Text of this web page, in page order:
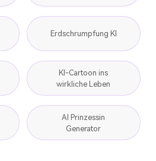
Erdschrumpfung KI
KI-Cartoon ins
wirkliche Leben
AI Prinzessin
Generator